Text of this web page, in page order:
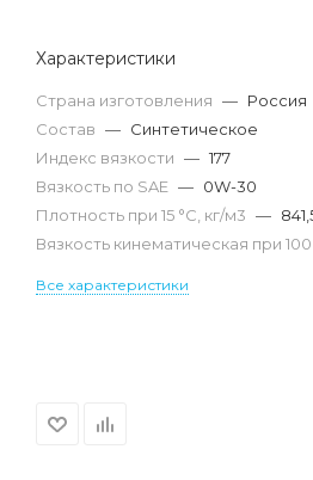
Характеристики
Страна изготовления — Россия
Состав — Синтетическое
Индекс вязкости — 177
Вязкость по SAE — 0W-30
Плотность при 15 °С, кг/м3 —
Вязкость кинематическая при
Все характеристики